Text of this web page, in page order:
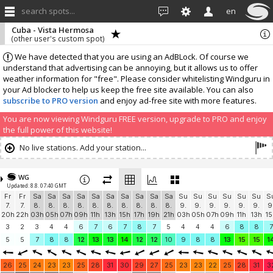
search spots... en
We have detected that you are using an AdBLock. Of course we
understand that advertising can be annoying, but it allows us to offer
weather information for "free". Please consider whitelisting Windguru in
your Ad blocker to help us keep the free site available. You can also
subscribe to PRO version and enjoy ad-free site with more features.
You are now viewing Windguru FREE version, upgrade to PRO and enjoy
the full power of this website!
Cuba - Vista Hermosa
(other user's custom spot)
No live stations. Add your station...
WG
Updated: 8.8. 07:40 GMT
Fr
7.
20h
Fr
7.
22h
Sa
8.
03h
Sa
8.
05h
Sa
8.
07h
Sa
8.
09h
Sa
8.
11h
Sa
8.
13h
Sa
8.
15h
Sa
8.
17h
Sa
8.
19h
Sa
8.
21h
Su
9.
03h
Su
9.
05h
Su
9.
07h
Su
9.
09h
Su
9.
11h
Su
9.
13h
3
2 3 4 4 6 7 6 7 8 7 5 4 4 4 6 8 8
7
5
5 7 8 8 12 13 13 14 12 12 10 9 8 8 13 15 15
26 25 24 23 23 25 28 31 30 29 27 25 23 23 22 25 28 31